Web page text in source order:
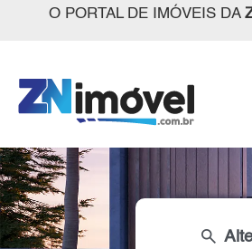
O PORTAL DE IMÓVEIS DA
search